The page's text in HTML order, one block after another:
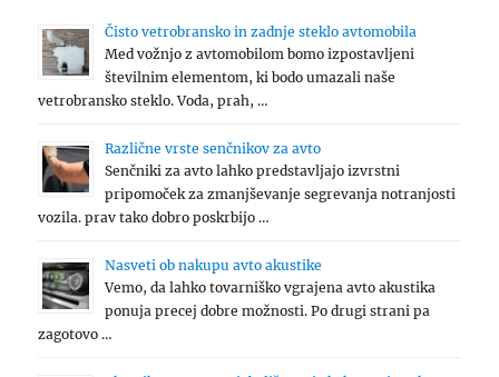
Čisto vetrobransko in zadnje steklo avtomobila
Med vožnjo z avtomobilom bomo izpostavljeni
številnim elementom, ki bodo umazali naše
vetrobransko steklo. Voda, prah, …
Različne vrste senčnikov za avto
Senčniki za avto lahko predstavljajo izvrstni
pripomoček za zmanjševanje segrevanja notranjosti
vozila. prav tako dobro poskrbijo …
Nasveti ob nakupu avto akustike
Vemo, da lahko tovarniško vgrajena avto akustika
ponuja precej dobre možnosti. Po drugi strani pa
zagotovo …